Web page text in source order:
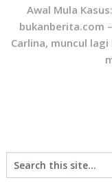
Awal Mula
bukanberita.com
Carlina, muncul